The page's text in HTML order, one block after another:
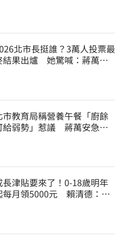
北市長挺誰？3萬人投票最
結果出爐 她驚喊：蔣萬安
市教育局稱營養午餐「廚餘
給弱勢」惹議 蔣萬安急
長津貼要來了！0-18歲明年
每月領5000元 賴清德：此